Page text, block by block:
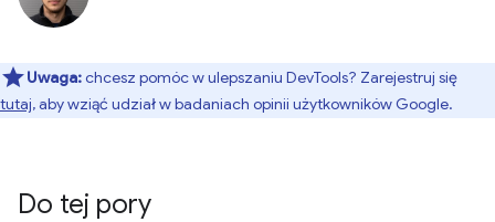
Uwaga:chcesz pomóc w ulepszaniu DevTools? Zarejestruj się
tutaj, aby wziąć udział w badaniach opinii użytkowników Google.
Do tej pory